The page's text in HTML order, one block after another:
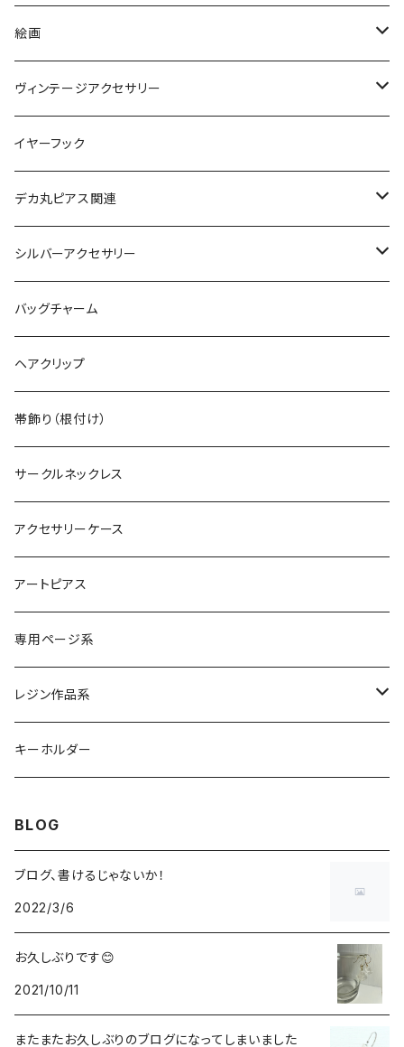
絵画
絵画ピアス
ヴィンテージアクセサリー
ヴィンテージネックレス
ヴィンテージピアス
ヴィンテージブレスレット
ヴィンテージピンバッジ
ヴィンテージリング
ヴィンテージイヤカフ
イヤーフック
デカ丸ピアス関連
限定カラー
常設カラー
デカマルチョーカー
デカ丸アートピアス
デカマルチョーカー
シルバーアクセサリー
シルバーリング
シルバーネックレス
シルバーブレスレット
バッグチャーム
ヘアクリップ
帯飾り（根付け）
サークルネックレス
アクセサリーケース
アートピアス
専用ページ系
レジン作品系
レジンリング
デカマルチョーカー
氷ネックレス
キーホルダー
BLOG
ブログ、書けるじゃないか！
2022/3/6
お久しぶりです😊
2021/10/11
またまたお久しぶりのブログになってしまいました